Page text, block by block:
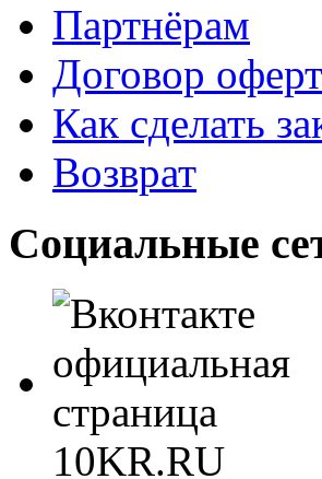
Партнёрам
Договор
Как сделать
Возврат
Социальные